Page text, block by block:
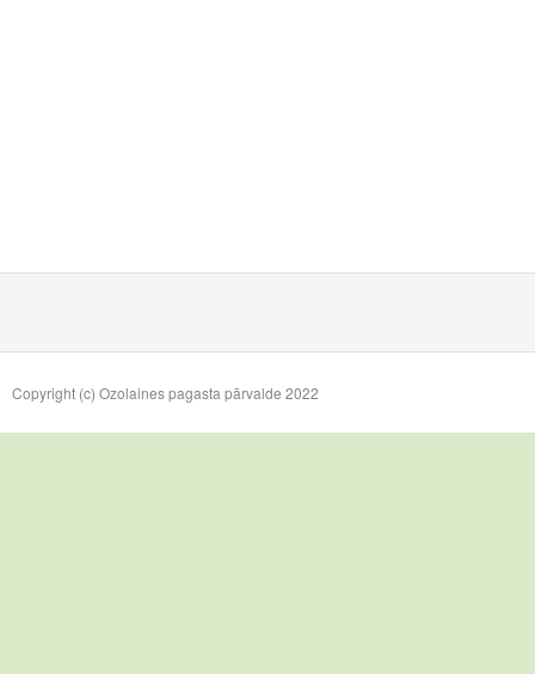
Copyright (c) Ozolaines pagasta pārvalde 2022